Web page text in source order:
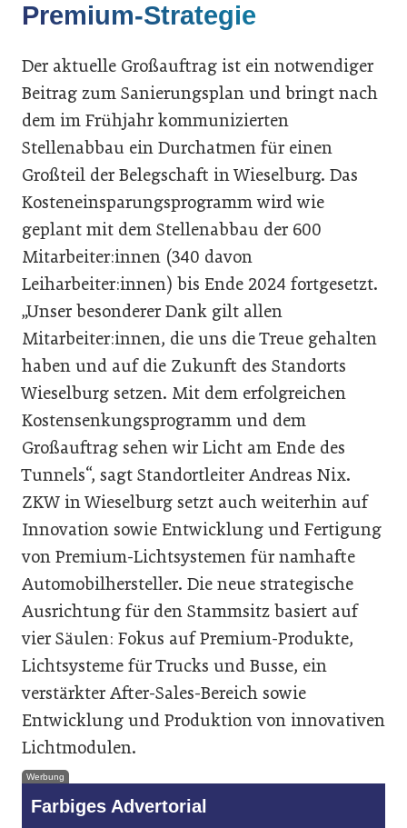
Premium-Strategie
Der aktuelle Großauftrag ist ein notwendiger
Beitrag zum Sanierungsplan und bringt nach
dem im Frühjahr kommunizierten
Stellenabbau ein Durchatmen für einen
Großteil der Belegschaft in Wieselburg. Das
Kosteneinsparungsprogramm wird wie
geplant mit dem Stellenabbau der 600
Mitarbeiter:innen (340 davon
Leiharbeiter:innen) bis Ende 2024 fortgesetzt.
„Unser besonderer Dank gilt allen
Mitarbeiter:innen, die uns die Treue gehalten
haben und auf die Zukunft des Standorts
Wieselburg setzen. Mit dem erfolgreichen
Kostensenkungsprogramm und dem
Großauftrag sehen wir Licht am Ende des
Tunnels“, sagt Standortleiter Andreas Nix.
ZKW in Wieselburg setzt auch weiterhin auf
Innovation sowie Entwicklung und Fertigung
von Premium-Lichtsystemen für namhafte
Automobilhersteller. Die neue strategische
Ausrichtung für den Stammsitz basiert auf
vier Säulen: Fokus auf Premium-Produkte,
Lichtsysteme für Trucks und Busse, ein
verstärkter After-Sales-Bereich sowie
Entwicklung und Produktion von innovativen
Lichtmodulen.
Werbung
Farbiges Advertorial